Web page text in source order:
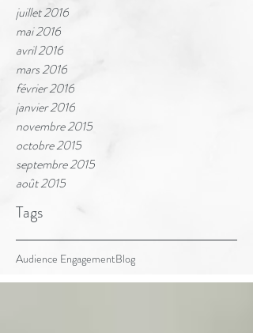
juillet 2016
mai 2016
avril 2016
mars 2016
février 2016
janvier 2016
novembre 2015
octobre 2015
septembre 2015
août 2015
Tags
Audience EngagementBlog